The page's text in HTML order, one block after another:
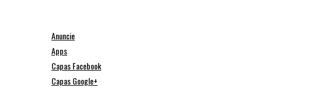
Anuncie
Apps
Capas Facebook
Capas Google+